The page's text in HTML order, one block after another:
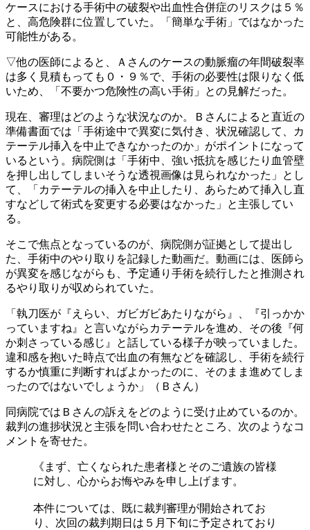
ケースにおける手術中の破裂や出血性合併症のリスクは５％
と、高危険群に位置していた。「簡単な手術」ではなかった
可能性がある。
▽他の医師によると、Ａさんのケースの動脈瘤の年間破裂率
は多く見積もっても０・９％で、手術の必要性は限りなく低
いため、「不要かつ危険性の高い手術」との見解だった。
現在、審理はどのような状況なのか。Ｂさんによると直近の
準備書面では「手術途中で異変に気付き、状況確認して、カ
テーテル挿入を中止できなかったのか」がポイントになって
いるという。病院側は「手術中、強い抵抗を感じたり血管壁
を押し出してしまいそうな透視画像は見られなかった」とし
て、「カテーテルの挿入を中止したり、あらためて挿入し直
すなどして術式を変更する必要はなかった」と主張してい
る。
そこで焦点となっているのが、病院側が証拠として提出し
た、手術中のやり取りを記録した動画だ。動画には、医師ら
が異変を感じながらも、予定通り手術を続行したと推測され
るやり取りが収められていた。
「執刀医が『えらい、ガビガビあたりながら』、『引っかか
っていますね』と言いながらカテーテルを進め、その後『何
か刺さっている感じ』と話している様子が映っていました。
違和感を抱いた時点で出血の有無などを確認し、手術を続行
するか慎重に判断すればよかったのに、そのまま進めてしま
ったのではないでしょうか」（Ｂさん）
同病院ではＢさんの訴えをどのように受け止めているのか。
裁判の進捗状況と主張を問い合わせたところ、次のようなコ
メントを寄せた。
《まず、亡くなられた患者様とそのご遺族の皆様
に対し、心からお悔やみを申し上げます。
本件については、既に裁判審理が開始されてお
り、次回の裁判期日は５月下旬に予定されており